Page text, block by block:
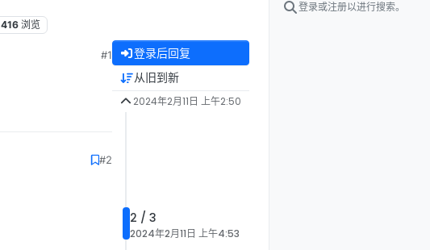
416 浏览
#1
#2
登录后回复
从旧到新
2024年2月11日 上午2:50
2 / 3
2024年2月11日 上午4:53
登录或注册以进行搜索。